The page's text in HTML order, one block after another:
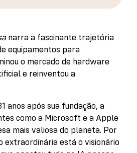
narra a fascinante trajetória
equipamentos para
o mercado de hardware
e reinventou a
anos após sua fundação, a
como a Microsoft e a Apple
mais valiosa do planeta. Por
extraordinária está o visionário